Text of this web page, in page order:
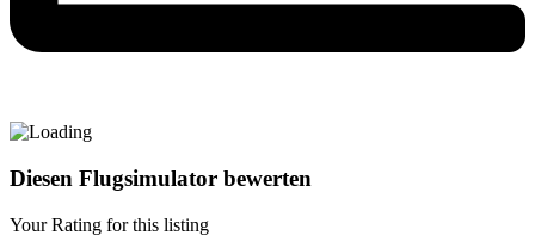
Diesen Flugsimulator bewerten
Your Rating for this listing